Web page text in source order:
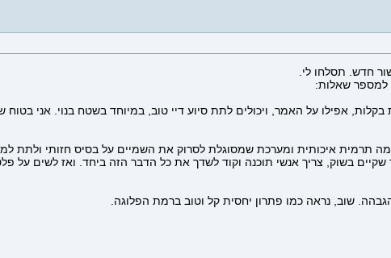
חדש. תסלחו לי.
למספר שאלות:
אפילו על האמר, ויכולים לתת סיוע דיי טוב, במיוחד בשטח בנוי. אני
תרמית איכותית ומערכת שמסוגלת לסרוק את השמיים על בסיס חזותי ולתת
בשוק, צריך אנשי תוכנה וקוד לשדך את כל הדבר הזה ביחד. ואז לשים על
שוב, נראה כמו פתרון יחסית קל וטוב ברמת הפלוגה.